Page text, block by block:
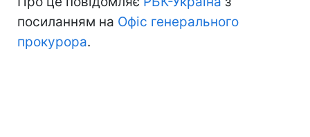
посиланням на Офіс генерального
прокурора.